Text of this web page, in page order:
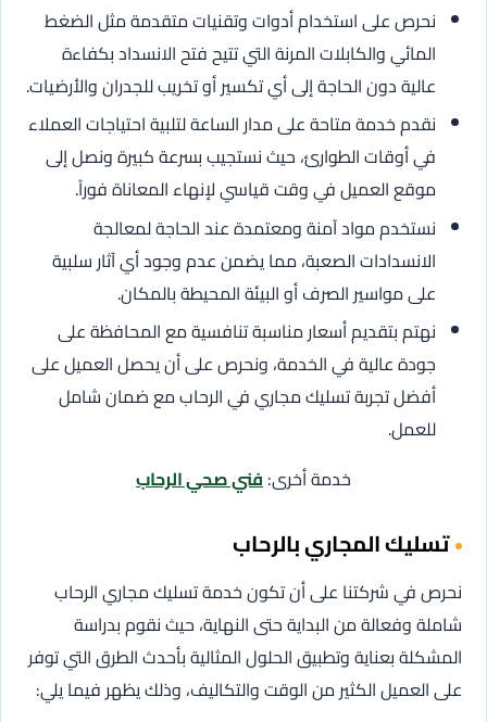
نحرص على استخدام أدوات وتقنيات متقدمة مثل الضغط
المائي والكابلات المرنة التي تتيح فتح الانسداد بكفاءة
عالية دون الحاجة إلى أي تكسير أو تخريب للجدران والأرضيات.
نقدم خدمة متاحة على مدار الساعة لتلبية احتياجات العملاء
في أوقات الطوارئ، حيث نستجيب بسرعة كبيرة ونصل إلى
موقع العميل في وقت قياسي لإنهاء المعاناة فوراً.
نستخدم مواد آمنة ومعتمدة عند الحاجة لمعالجة
الانسدادات الصعبة، مما يضمن عدم وجود أي آثار سلبية
على مواسير الصرف أو البيئة المحيطة بالمكان.
نهتم بتقديم أسعار مناسبة تنافسية مع المحافظة على
جودة عالية في الخدمة، ونحرص على أن يحصل العميل على
أفضل تجربة تسليك مجاري في الرحاب مع ضمان شامل
للعمل.
خدمة أخرى:فني صحي الرحاب
تسليك المجاري بالرحاب
نحرص في شركتنا على أن تكون خدمة تسليك مجاري الرحاب
شاملة وفعالة من البداية حتى النهاية، حيث نقوم بدراسة
المشكلة بعناية وتطبيق الحلول المثالية بأحدث الطرق التي توفر
على العميل الكثير من الوقت والتكاليف، وذلك يظهر فيما يلي: